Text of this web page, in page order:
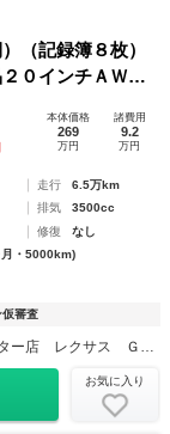
記録簿８枚）
０インチＡＷ＆
ダークルーズ）
ランク）（冷暖
本体価格
269
万円
諸費用
9.2
万円
走行
6.5万km
排気
3500cc
修復
なし
・5000km)
仮審査
ＣＳオートディーラー 千葉柏インター店 レクサス ＧＳ・ＧＳ－ＨＶ・ＩＳ・ＩＳ－ＨＶ 中古車専門店
お気に入り